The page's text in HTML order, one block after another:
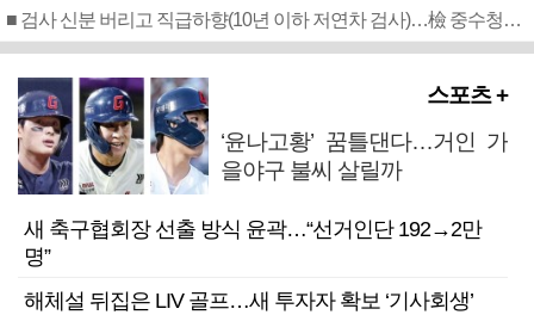
■ 검사 신분 버리고 직급하향(10년 이하 저연차 검사)…檢 중수청행 기피
스포츠 +
‘윤나고황’ 꿈틀댄다…거인 가
을야구 불씨 살릴까
새 축구협회장 선출 방식 윤곽…“선거인단 192→2만
명”
해체설 뒤집은 LIV 골프…새 투자자 확보 ‘기사회생’